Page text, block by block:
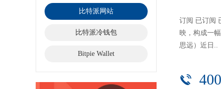
比特派网站
比特派冷钱包
Bitpie Wallet
订阅 已订阅
映，构成一
思远）近日..